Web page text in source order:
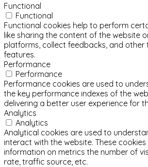
Functional
Functional
Functional cookies help to perform
like sharing the content of the website
platforms, collect feedbacks, and
features.
Performance
Performance
Performance cookies are used to
the key performance indexes of the
delivering a better user experience for
Analytics
Analytics
Analytical cookies are used to
interact with the website. These
information on metrics the number of
rate, traffic source, etc.